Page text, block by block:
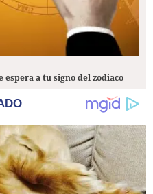
espera a tu signo del zodiaco